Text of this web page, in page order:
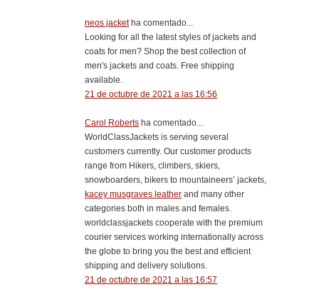
neos jacketha comentado...
Looking for all the latest styles of jackets and
coats for men? Shop the best collection of
men's jackets and coats. Free shipping
available.
21 de octubre de 2021 a las 16:56
Carol Roberts ha comentado...
WorldClassJackets is serving several
customers currently. Our customer products
range from Hikers, climbers, skiers,
snowboarders, bikers to mountaineers’ jackets,
kacey musgraves leather and many other
categories both in males and females.
worldclassjackets cooperate with the premium
courier services working internationally across
the globe to bring you the best and efficient
shipping and delivery solutions.
21 de octubre de 2021 a las 16:57